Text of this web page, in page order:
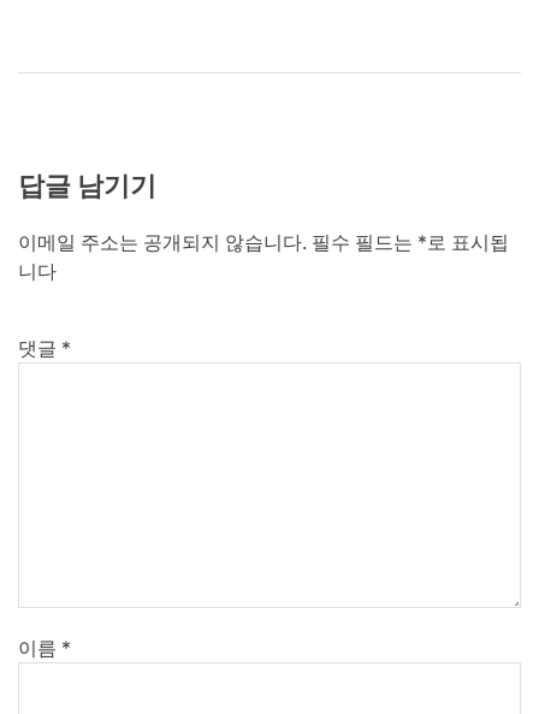
답글 남기기
이메일 주소는 공개되지 않습니다. 필수 필드는 *로 표시됩
니다
댓글 *
이름 *